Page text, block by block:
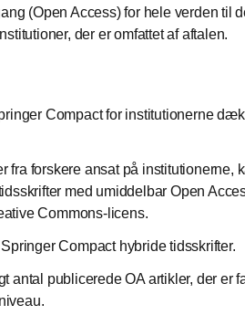
(Open Access) for hele verden til
der er omfattet af aftalen.
Compact for institutionerne
fra forskere ansat på institutionerne,
med umiddelbar Open
Commons-licens.
Compact hybride tidsskrifter.
antal publicerede OA artikler, der er